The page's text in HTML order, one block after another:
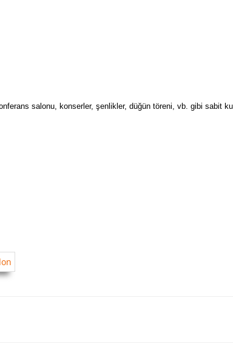
salonu, konserler, şenlikler, düğün töreni, vb. gibi sabit